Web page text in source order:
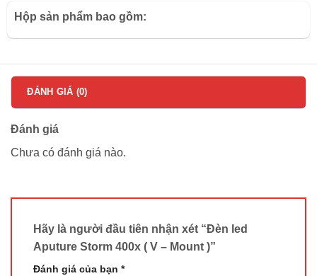
Hộp sản phẩm bao gồm:
ĐÁNH GIÁ (0)
Đánh giá
Chưa có đánh giá nào.
Hãy là người đầu tiên nhận xét “Đèn led
Aputure Storm 400x ( V – Mount )”
Đánh giá của bạn *